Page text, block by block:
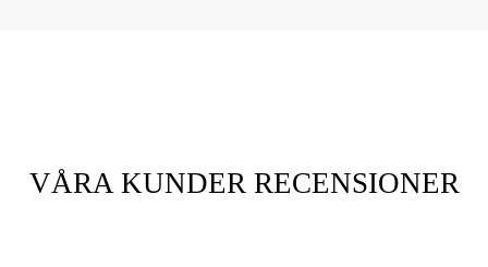
VÅRA KUNDER RECENSIONER